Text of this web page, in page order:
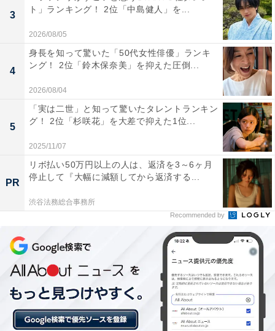
食費：5万円
交際費：3万円
電気代：1万円
ガス代：1万円
通信費：1万円
車：なし
今後について、「これと言って考えていない。積み立て
ている投資信託が増えたらいいな。くらいです。子ども
達にはできれば国公立を選択してほしい」とコメント。
現在行っている家計のやりくりのポイントとして、「支
出（固定費）を抑えること。とにかく無駄なローンは組
まない。支払いはひとつにまとめてポイントを活用す
る」と教えてくれました。
3
ト」ランキング！ 2位「中島健人」を...
2026/08/05
4
身長を知って驚いた「50代女性俳優」ランキ
ング！ 2位「鈴木保奈美」を抑えた圧倒...
2026/08/04
5
「実は二世」と知って驚いたタレントランキン
グ！ 2位「杉咲花」を大差で抑えた1位...
2025/11/07
PR
リボ払い50万円以上の人は、返済を3～6ヶ月
停止して『大幅に減額してから返済する...
渋谷法務総合事務所
Recommended by